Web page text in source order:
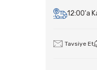
12:00'a
Tavsiye Et